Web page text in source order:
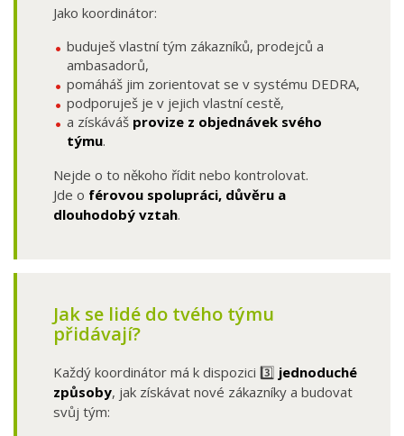
Jako koordinátor:
buduješ vlastní tým zákazníků, prodejců a
ambasadorů,
pomáháš jim zorientovat se v systému DEDRA,
podporuješ je v jejich vlastní cestě,
a získáváš provize z objednávek svého
týmu.
Nejde o to někoho řídit nebo kontrolovat.
Jde o férovou spolupráci, důvěru a
dlouhodobý vztah.
Jak se lidé do tvého týmu
přidávají?
Každý koordinátor má k dispozici 3️⃣ jednoduché
způsoby, jak získávat nové zákazníky a budovat
svůj tým: